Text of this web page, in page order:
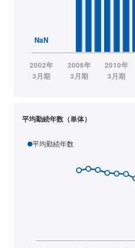
平均勤続年数（単体）
平均勤続年数